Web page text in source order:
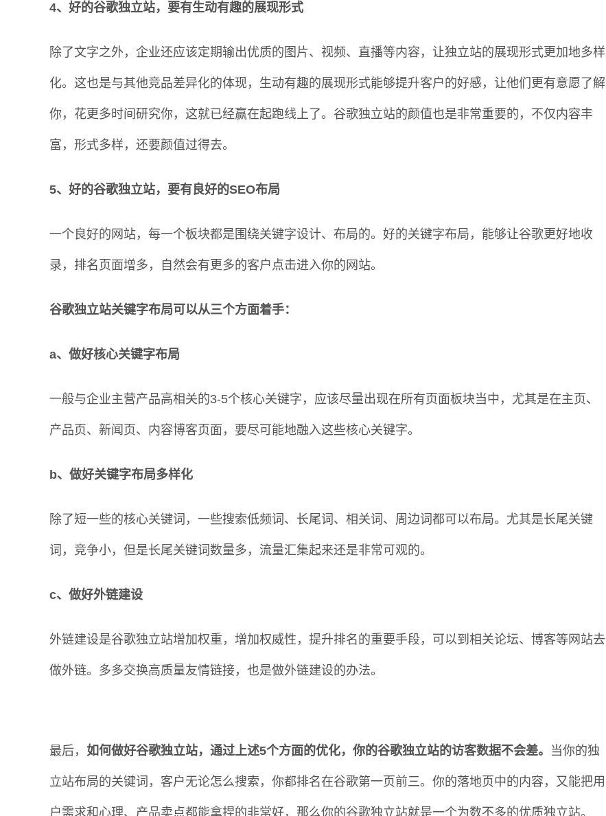
4、好的谷歌独立站，要有生动有趣的展现形式
除了文字之外，企业还应该定期输出优质的图片、视频、直播等内容，让独立站的展现形式更加地多样
化。这也是与其他竞品差异化的体现，生动有趣的展现形式能够提升客户的好感，让他们更有意愿了解
你，花更多时间研究你，这就已经赢在起跑线上了。谷歌独立站的颜值也是非常重要的，不仅内容丰
富，形式多样，还要颜值过得去。
5、好的谷歌独立站，要有良好的SEO布局
一个良好的网站，每一个板块都是围绕关键字设计、布局的。好的关键字布局，能够让谷歌更好地收
录，排名页面增多，自然会有更多的客户点击进入你的网站。
谷歌独立站关键字布局可以从三个方面着手：
a、做好核心关键字布局
一般与企业主营产品高相关的3-5个核心关键字，应该尽量出现在所有页面板块当中，尤其是在主页、
产品页、新闻页、内容博客页面，要尽可能地融入这些核心关键字。
b、做好关键字布局多样化
除了短一些的核心关键词，一些搜索低频词、长尾词、相关词、周边词都可以布局。尤其是长尾关键
词，竞争小，但是长尾关键词数量多，流量汇集起来还是非常可观的。
c、做好外链建设
外链建设是谷歌独立站增加权重，增加权威性，提升排名的重要手段，可以到相关论坛、博客等网站去
做外链。多多交换高质量友情链接，也是做外链建设的办法。
最后， 如何做好谷歌独立站，通过上述5个方面的优化，你的谷歌独立站的访客数据不会差。 当你的独
立站布局的关键词，客户无论怎么搜索，你都排名在谷歌第一页前三。你的落地页中的内容，又能把用
户需求和心理、产品卖点都能拿捏的非常好，那么你的谷歌独立站就是一个为数不多的优质独立站。